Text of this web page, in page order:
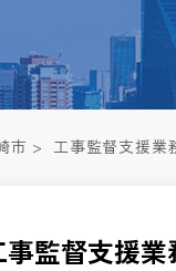
市 > 工事監督支援業
事監督支援